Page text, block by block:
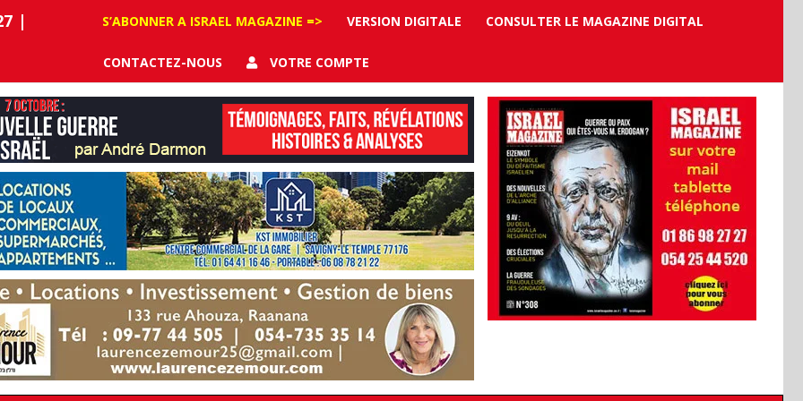
|
S’ABONNER A ISRAEL MAGAZINE => VERSION DIGITALE CONSULTER LE MAGAZINE DIGITAL
CONTACTEZ-NOUS VOTRE COMPTE